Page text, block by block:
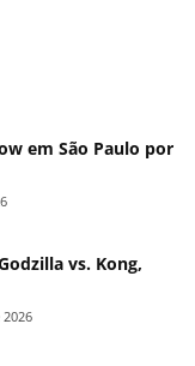
em São Paulo por
vs. Kong,